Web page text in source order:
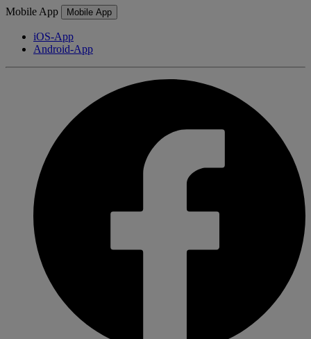
Mobile App Mobile App
iOS-App
Android-App